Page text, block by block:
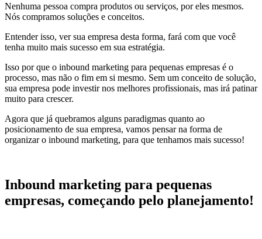
Nenhuma pessoa compra produtos ou serviços, por eles mesmos.
Nós compramos soluções e conceitos.
Entender isso, ver sua empresa desta forma, fará com que você
tenha muito mais sucesso em sua estratégia.
Isso por que o inbound marketing para pequenas empresas é o
processo, mas não o fim em si mesmo. Sem um conceito de solução,
sua empresa pode investir nos melhores profissionais, mas irá patinar
muito para crescer.
Agora que já quebramos alguns paradigmas quanto ao
posicionamento de sua empresa, vamos pensar na forma de
organizar o inbound marketing, para que tenhamos mais sucesso!
Inbound marketing para pequenas
empresas, começando pelo planejamento!